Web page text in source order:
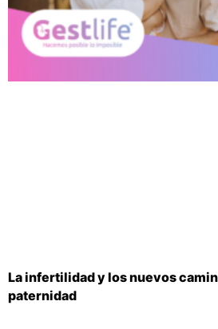
La infertilidad y los nuevos
paternidad